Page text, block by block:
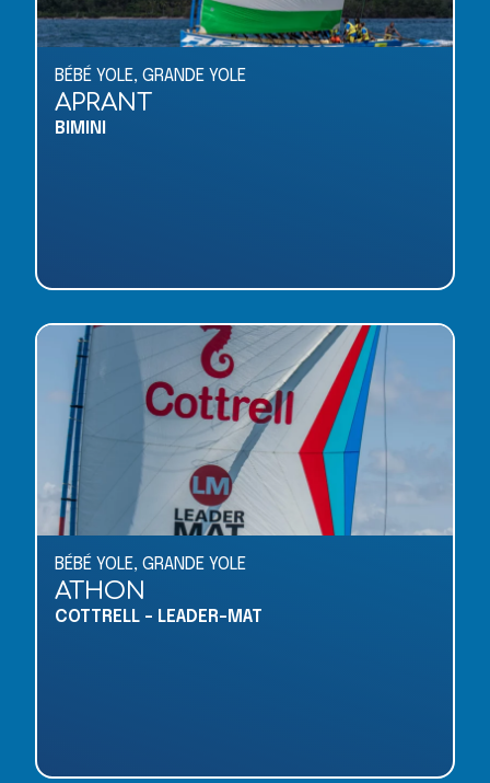
BÉBÉ YOLE, GRANDE YOLE
APRANT
BIMINI
BÉBÉ YOLE, GRANDE YOLE
ATHON
COTTRELL – LEADER-MAT